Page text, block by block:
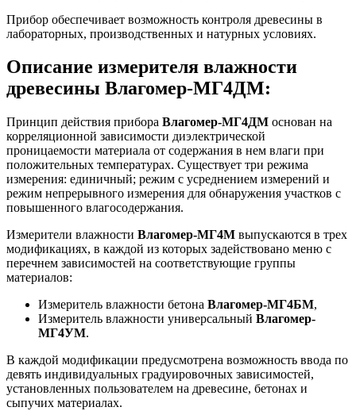
Прибор обеспечивает возможность контроля древесины в
лабораторных, производственных и натурных условиях.
Описание измерителя влажности
древесины Влагомер-МГ4ДМ:
Принцип действия прибора Влагомер-МГ4ДМ основан на
корреляционной зависимости диэлектрической
проницаемости материала от содержания в нем влаги при
положительных температурах. Существует три режима
измерения: единичный; режим с усреднением измерений и
режим непрерывного измерения для обнаружения участков с
повышенного влагосодержания.
Измерители влажности Влагомер-МГ4М выпускаются в трех
модификациях, в каждой из которых задействовано меню с
перечнем зависимостей на соответствующие группы
материалов:
Измеритель влажности бетона Влагомер-МГ4БМ,
Измеритель влажности универсальный Влагомер-
МГ4УМ.
В каждой модификации предусмотрена возможность ввода по
девять индивидуальных градуировочных зависимостей,
установленных пользователем на древесине, бетонах и
сыпучих материалах.